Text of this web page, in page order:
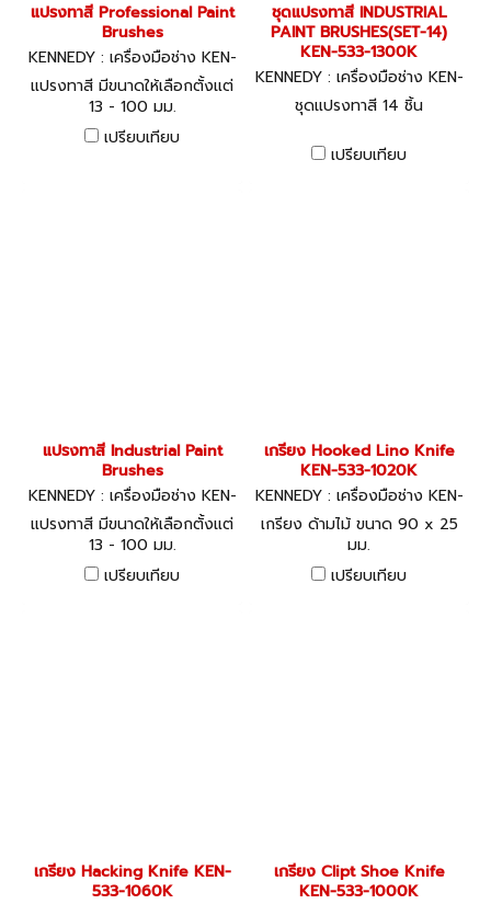
แปรงทาสี Professional Paint
Brushes
KENNEDY : เครื่องมือช่าง KEN-
533-5020K
แปรงทาสี มีขนาดให้เลือกตั้งแต่
13 - 100 มม.
เปรียบเทียบ
ชุดแปรงทาสี INDUSTRIAL
PAINT BRUSHES(SET-14)
KEN-533-1300K
KENNEDY : เครื่องมือช่าง KEN-
533-1300K
ชุดแปรงทาสี 14 ชิ้น
เปรียบเทียบ
แปรงทาสี Industrial Paint
Brushes
KENNEDY : เครื่องมือช่าง KEN-
533-1120K
แปรงทาสี มีขนาดให้เลือกตั้งแต่
13 - 100 มม.
เปรียบเทียบ
เกรียง Hooked Lino Knife
KEN-533-1020K
KENNEDY : เครื่องมือช่าง KEN-
533-1020K
เกรียง ด้ามไม้ ขนาด 90 x 25
มม.
เปรียบเทียบ
เกรียง Hacking Knife KEN-
533-1060K
เกรียง Clipt Shoe Knife
KEN-533-1000K